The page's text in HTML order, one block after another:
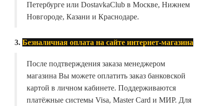
Петербурге или DostavkaClub в Москве, Нижнем
Новгороде, Казани и Краснодаре.
3. Безналичная оплата на сайте интернет-магазина
После подтверждения заказа менеджером
магазина Вы можете оплатить заказ банковской
картой в личном кабинете. Поддерживаются
платёжные системы Visa, Master Card и МИР. Для